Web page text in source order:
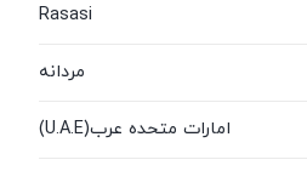
Rasasi
مردانه
امارات متحده عرب(U.A.E)